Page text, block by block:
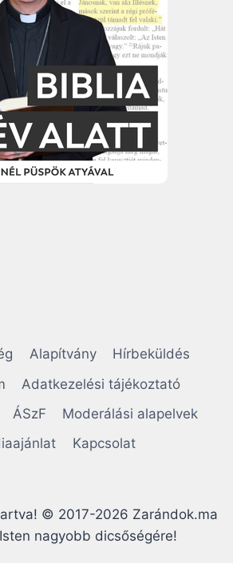
Alapítvány
Hírbeküldés
Adatkezelési tájékoztató
ÁSzF
Moderálási alapelvek
Kapcsolat
© 2017-2026 Zarándok.ma
nagyobb dicsőségére!